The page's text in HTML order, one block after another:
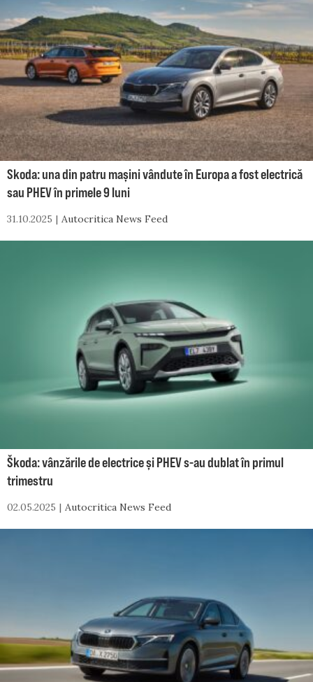
Skoda: una din patru mașini vândute în Europa a fost electrică
sau PHEV în primele 9 luni
31.10.2025 Autocritica News Feed
Škoda: vânzările de electrice și PHEV s-au dublat în primul
trimestru
02.05.2025 Autocritica News Feed